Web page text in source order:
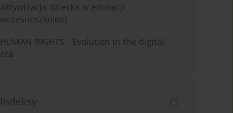
Aktywizacja dziecka w edukacji
wczesnoszkolnej
HUMAN RIGHTS - Evolution in the digital
era
Indeksy